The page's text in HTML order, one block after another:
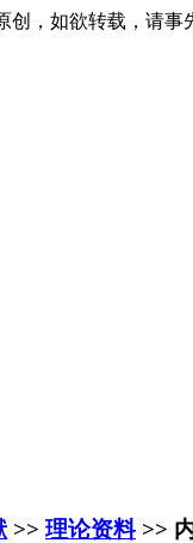
，如欲转载，请事
>> 理论资料>>